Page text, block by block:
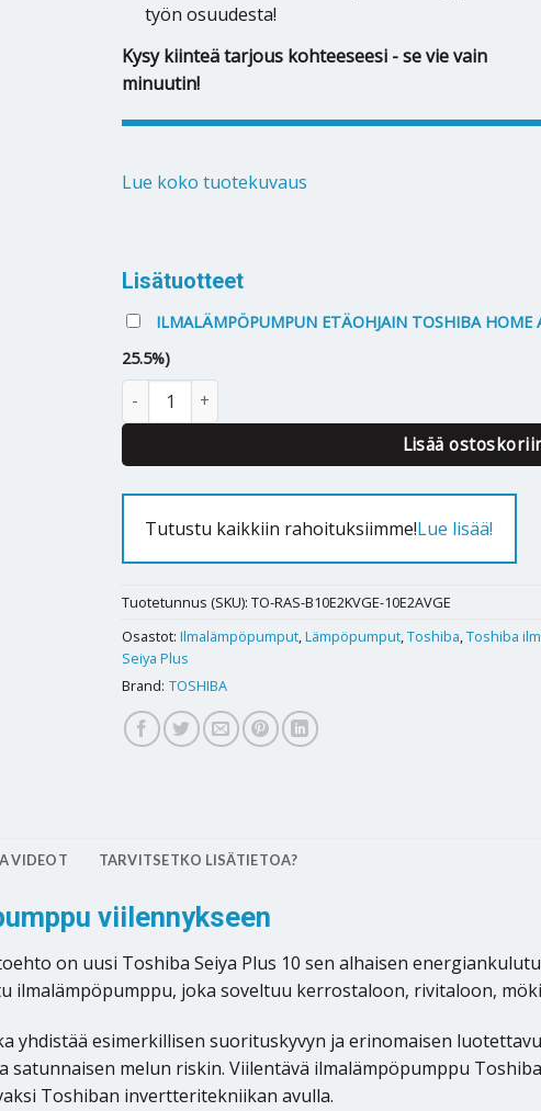
työn osuudesta!
Kysy kiinteä tarjous kohteeseesi - se vie vain
minuutin!
Lue koko tuotekuvaus
Lisätuotteet
ILMALÄMPÖPUMPUN ETÄOHJAIN TOSHIBA HOME
25.5%)
Ilmalämpöpumppu Toshiba Seiya+ 10 määrä
Lisää
Tutustu kaikkiin rahoituksiimme!Lue lisää!
Tuotetunnus (SKU): TO-RAS-B10E2KVGE-10E2AVGE
Osastot: Ilmalämpöpumput,Lämpöpumput,Toshiba,Toshiba
Seiya Plus
Brand: TOSHIBA
VIDEOT TARVITSETKO LISÄTIETOA?
viilennykseen
on uusi Toshiba Seiya Plus 10 sen alhaisen
ilmalämpöpumppu, joka soveltuu kerrostaloon, rivitaloon,
esimerkillisen suorituskyvyn ja erinomaisen
melun riskin. Viilentävä ilmalämpöpumppu
Toshiban invertteritekniikan avulla.